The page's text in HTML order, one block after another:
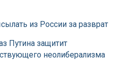
из России за разврат
Путина защитит
неолиберализма